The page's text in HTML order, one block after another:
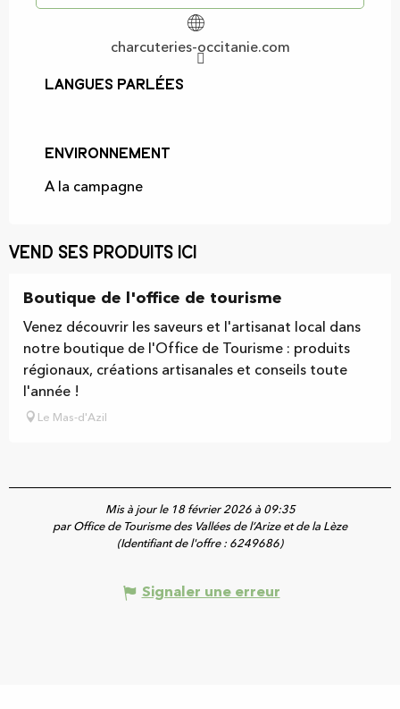
charcuteries-occitanie.com
Langues parlées
Langues parlées
Environnement
Environnement
A la campagne
Vend ses produits ici
Boutique de l'office de tourisme
Venez découvrir les saveurs et l'artisanat local dans
notre boutique de l'Office de Tourisme : produits
régionaux, créations artisanales et conseils toute
l'année !
Le Mas-d'Azil
Mis à jour le 18 février 2026 à 09:35
par Office de Tourisme des Vallées de l’Arize et de la Lèze
(Identifiant de l'offre : 6249686)
Signaler une erreur